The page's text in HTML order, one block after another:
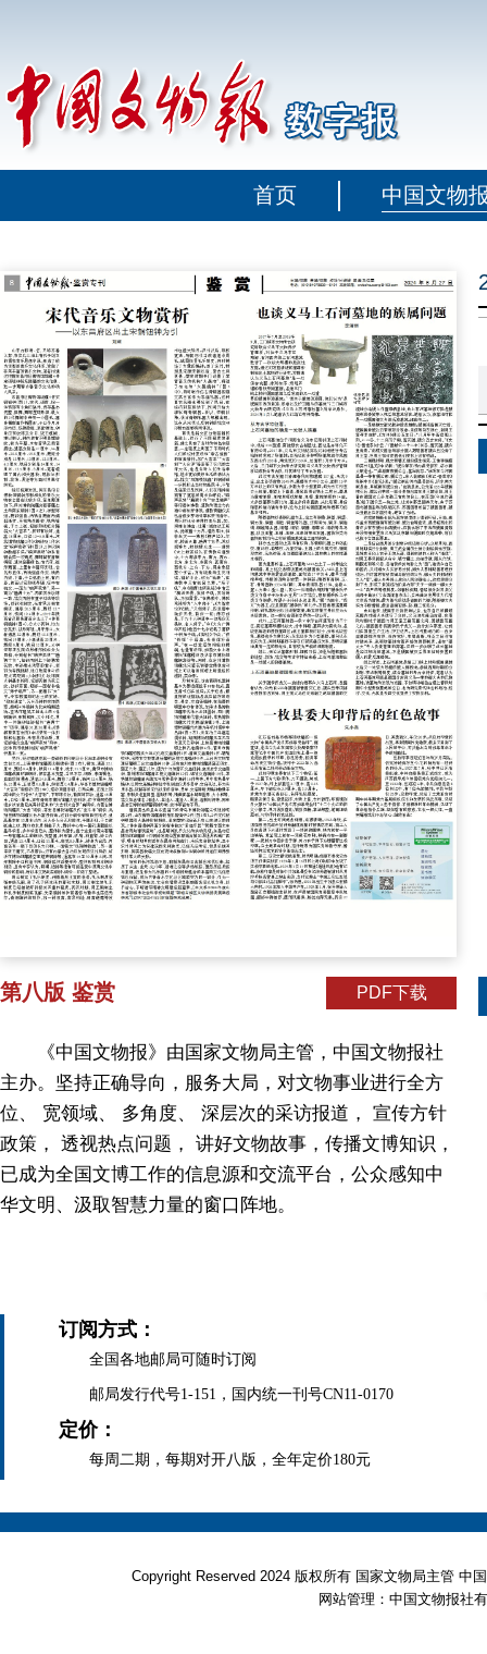
首页 中国文物
第八版 鉴赏 PDF下载
《中国文物报》由国家文物局主管，中国文物报社
主办。坚持正确导向，服务大局，对文物事业进行全方
位、 宽领域、 多角度、 深层次的采访报道， 宣传方针
政策， 透视热点问题， 讲好文物故事，传播文博知识，
已成为全国文博工作的信息源和交流平台，公众感知中
华文明、汲取智慧力量的窗口阵地。
订阅方式：
全国各地邮局可随时订阅
邮局发行代号1-151，国内统一刊号CN11-0170
定价：
每周二期，每期对开八版，全年定价180元
Copyright Reserved 2024 版权所有 国家文物局主管
网站管理：中国文物报社